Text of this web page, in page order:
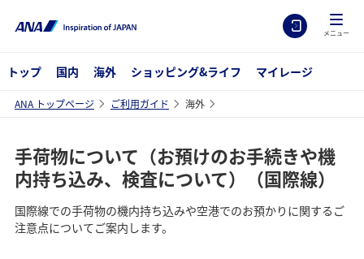
メニュー
トップ 国内 海外 ショッピング&ライフ マイレージ
ANA トップページ ご利用ガイド 海外
手荷物について（お預けのお手続きや機
内持ち込み、検査について）（国際線）
国際線での手荷物の機内持ち込みや空港でのお預かりに関するご
注意点についてご案内します。